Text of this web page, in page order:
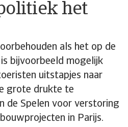
het
als het op de
bijvoorbeeld mogelijk
uitstapjes naar
grote drukte te
de Spelen voor verstoring
in Parijs.